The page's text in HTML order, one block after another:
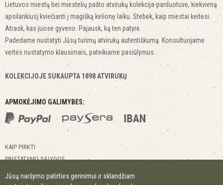
Lietuvos miestų bei miestelių pašto atvirukų kolekcija-parduotuvė, kiekvieną
apsilankiusį kviečianti į magišką kelionę laiku. Stebėk, kaip miestai keitėsi.
Atrask, kas juose gyveno. Pajausk, ką ten patyrė.
Padedame nustatyti Jūsų turimų atvirukų autentiškumą. Konsultuojame
vertės nustatymo klausimais, pateikiame pasiūlymus.
KOLEKCIJOJE SUKAUPTA 1898 ATVIRUKŲ
APMOKĖJIMO GALIMYBĖS:
KAIP PIRKTI
PRISTATYMO SĄLYGOS
KONTAKTAI
Jūsų naršymo patirties gerinimui ir sklandžiam